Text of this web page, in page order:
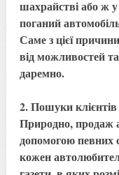
шахрайстві або ж
поганий
Саме з цієї
від можливостей
даремно.
2. Пошуки
Природно, продаж
допомогою певних
кожен